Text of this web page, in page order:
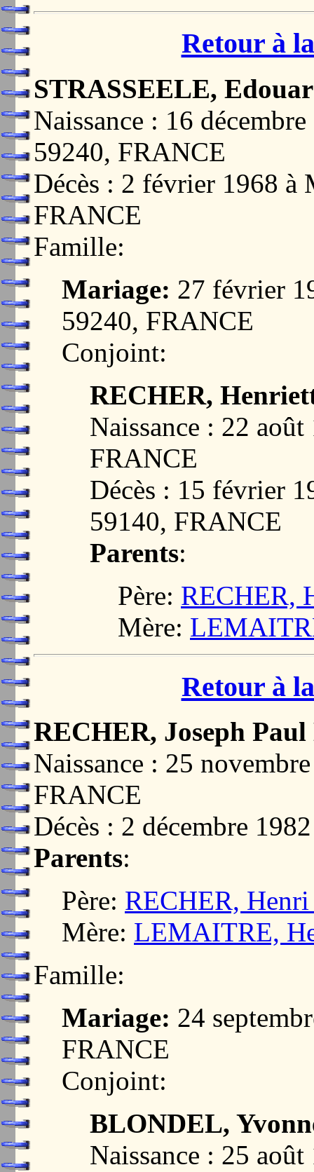
Retour à
STRASSEELE,
Naissance : 16
59240, FRANCE
Décès : 2 février 1968
FRANCE
Famille:
Mariage: 27 février
59240, FRANCE
Conjoint:
RECHER,
Naissance : 22
FRANCE
Décès : 15 février
59140, FRANCE
Parents:
Père: RECHER,
Mère:
Retour à
RECHER, Joseph Paul
Naissance : 25
FRANCE
Décès : 2 décembre
Parents:
Père: RECHER,
Mère: LEMAITRE,
Famille:
Mariage: 24
FRANCE
Conjoint:
BLONDEL,
Naissance : 25